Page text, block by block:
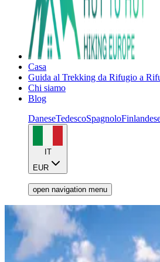
Casa
Guida al Trekking da Rifugio a
Chi siamo
Blog
DaneseTedescoSpagnolo
IT
EUR
open navigation menu